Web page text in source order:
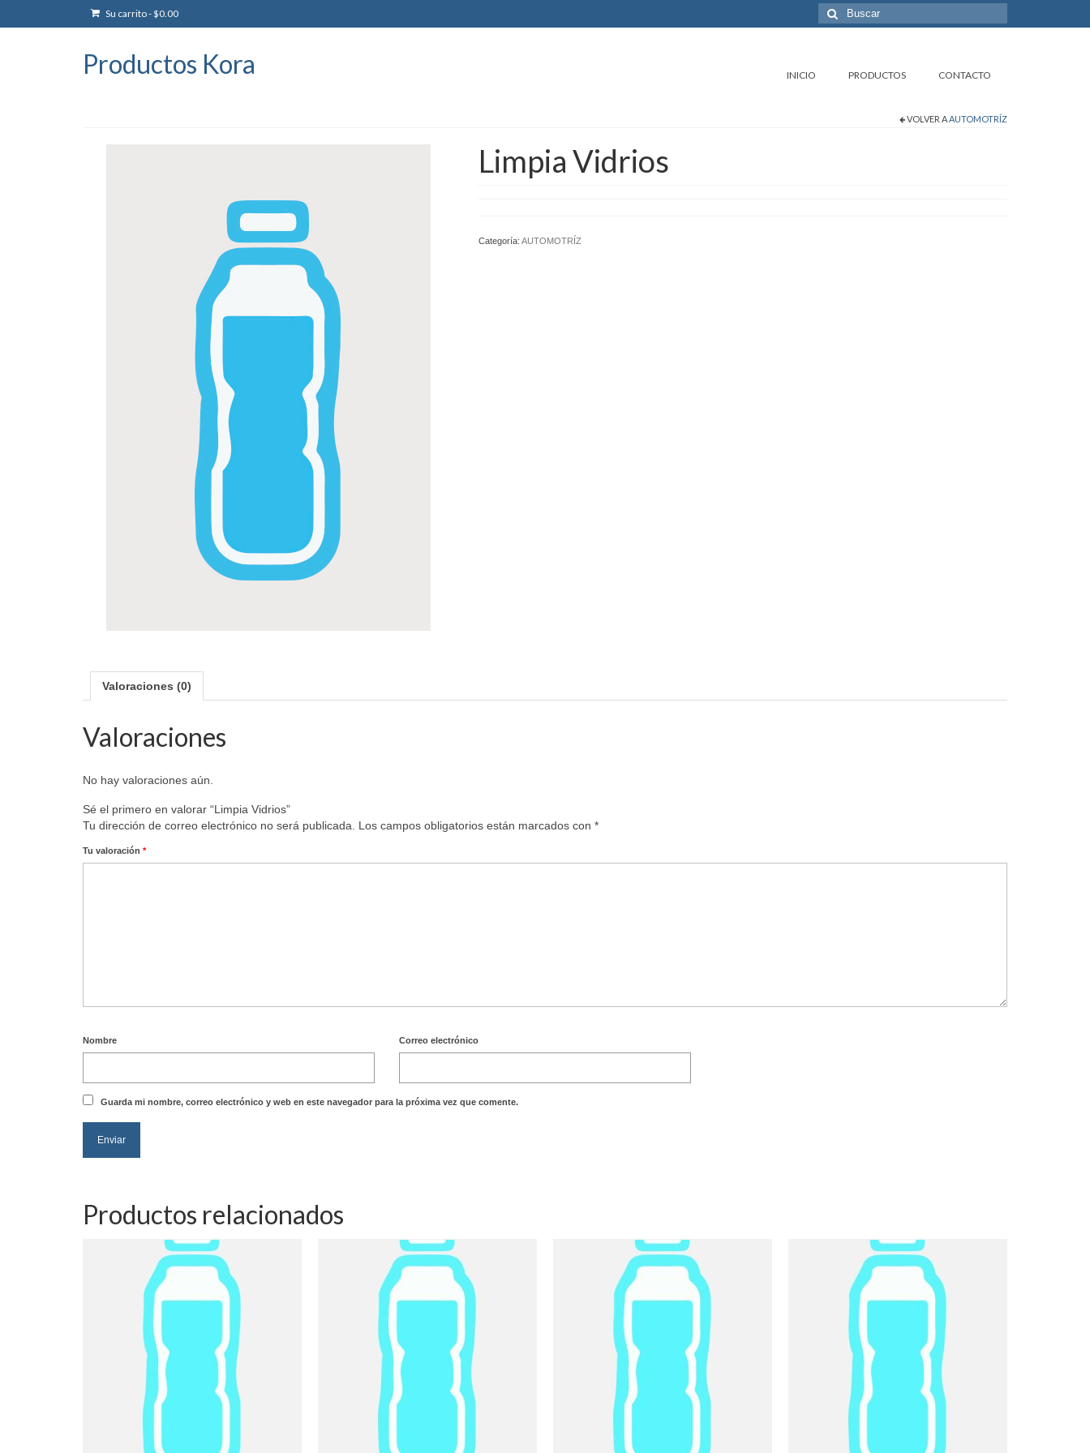
Su carrito-$0.00
Buscar
por:
Productos Kora INICIO PRODUCTOS CONTACTO
VOLVER AAUTOMOTRÍZ
Limpia Vidrios
Categoría: AUTOMOTRÍZ
Valoraciones (0)
Valoraciones
No hay valoraciones aún.
Sé el primero en valorar “Limpia Vidrios”
Tu dirección de correo electrónico no será publicada.
Los campos obligatorios están marcados con *
Tu valoración *
Nombre Correo electrónico
Guarda mi nombre, correo electrónico y web en este navegador para la próxima vez que comente.
Productos relacionados